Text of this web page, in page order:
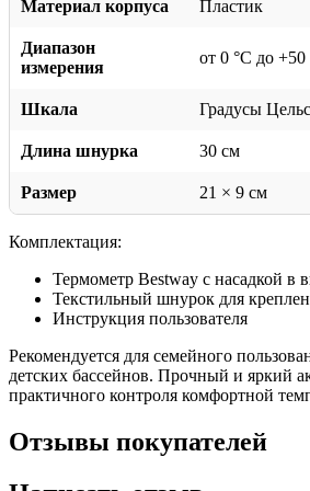
Материал корпуса Пластик
Диапазон
измерения
от 0 °C до +50
Шкала Градусы
Длина шнурка 30 см
Размер 21 × 9 см
Комплектация:
Термометр Bestway с насадкой в
Текстильный шнурок для
Инструкция пользователя
Рекомендуется для семейного
детских бассейнов. Прочный и яркий
практичного контроля комфортной
Отзывы покупателей